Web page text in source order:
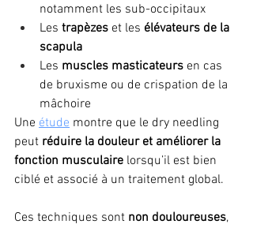
notamment les sub-occipitaux
Les trapèzes et les élévateurs de la
scapula
Les muscles masticateurs en cas
de bruxisme ou de crispation de la
mâchoire
Une étude montre que le dry needling
peut réduire la douleur et améliorer la
fonction musculaire lorsqu’il est bien
ciblé et associé à un traitement global.
Ces techniques sont non douloureuses,